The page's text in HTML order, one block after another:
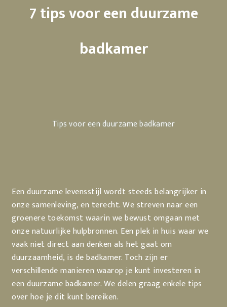
7 tips voor een duurzame
badkamer
Tips voor een duurzame badkamer
Een duurzame levensstijl wordt steeds belangrijker in
onze samenleving, en terecht. We streven naar een
groenere toekomst waarin we bewust omgaan met
onze natuurlijke hulpbronnen. Een plek in huis waar we
vaak niet direct aan denken als het gaat om
duurzaamheid, is de badkamer. Toch zijn er
verschillende manieren waarop je kunt investeren in
een duurzame badkamer. We delen graag enkele tips
over hoe je dit kunt bereiken.